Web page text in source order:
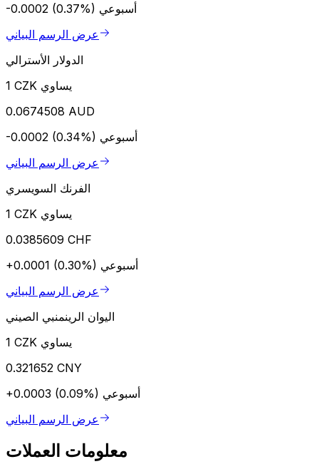
-0.0002 (0.37%) أسبوعي
عرض الرسم البياني
الدولار الأسترالي
1 CZK يساوي
0.0674508 AUD
-0.0002 (0.34%) أسبوعي
عرض الرسم البياني
الفرنك السويسري
1 CZK يساوي
0.0385609 CHF
+0.0001 (0.30%) أسبوعي
عرض الرسم البياني
اليوان الرينمنبي الصيني
1 CZK يساوي
0.321652 CNY
+0.0003 (0.09%) أسبوعي
عرض الرسم البياني
معلومات العملات